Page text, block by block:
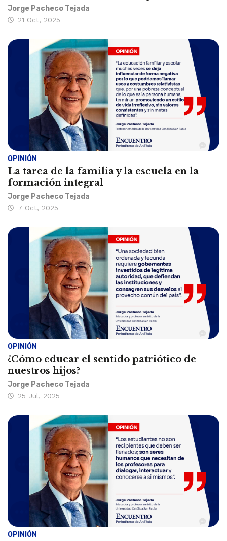
Jorge Pacheco Tejada
21 Oct, 2025
OPINIÓN
La tarea de la familia y la escuela en la
formación integral
Jorge Pacheco Tejada
7 Oct, 2025
OPINIÓN
¿Cómo educar el sentido patriótico de
nuestros hijos?
Jorge Pacheco Tejada
25 Jul, 2025
OPINIÓN